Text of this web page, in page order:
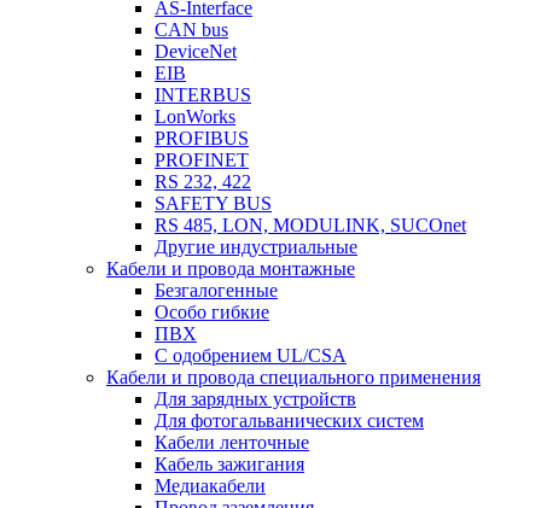
AS-Interface
CAN bus
DeviceNet
EIB
INTERBUS
LonWorks
PROFIBUS
PROFINET
RS 232, 422
SAFETY BUS
RS 485, LON, MODULINK, SUCOnet
Другие индустриальные
Кабели и провода монтажные
Безгалогенные
Особо гибкие
ПВХ
С одобрением UL/CSA
Кабели и провода специального применения
Для зарядных устройств
Для фотогальванических систем
Кабели ленточные
Кабель зажигания
Медиакабели